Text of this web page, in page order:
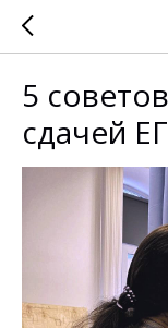
5
сдачей